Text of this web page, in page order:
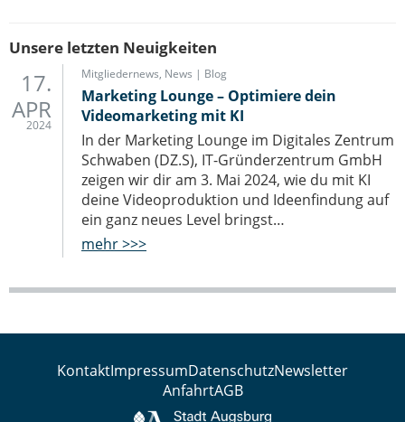
Unsere letzten Neuigkeiten
17.
APR
2024
Mitgliedernews, News | Blog
Marketing Lounge – Optimiere dein
Videomarketing mit KI
In der Marketing Lounge im Digitales Zentrum
Schwaben (DZ.S), IT-Gründerzentrum GmbH
zeigen wir dir am 3. Mai 2024, wie du mit KI
deine Videoproduktion und Ideenfindung auf
ein ganz neues Level bringst…
mehr >>>
KontaktImpressumDatenschutzNewsletter
AnfahrtAGB